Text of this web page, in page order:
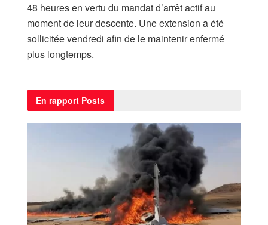
48 heures en vertu du mandat d’arrêt actif au
moment de leur descente. Une extension a été
sollicitée vendredi afin de le maintenir enfermé
plus longtemps.
En rapport Posts